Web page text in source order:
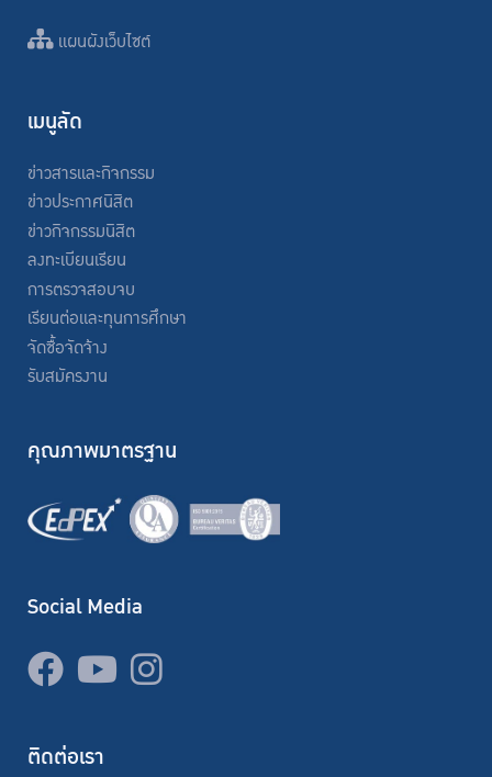
แผนผังเว็บไซต์
เมนูลัด
ข่าวสารและกิจกรรม
ข่าวประกาศนิสิต
ข่าวกิจกรรมนิสิต
ลงทะเบียนเรียน
การตรวจสอบจบ
เรียนต่อและทุนการศึกษา
จัดซื้อจัดจ้าง
รับสมัครงาน
คุณภาพมาตรฐาน
Social Media
ติดต่อเรา